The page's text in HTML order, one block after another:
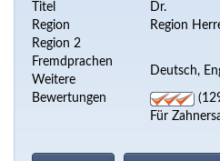
Titel
Dr.
Region
Region
Region 2
Fremdprachen
Deutsch,
Weitere
Bewertungen
Für